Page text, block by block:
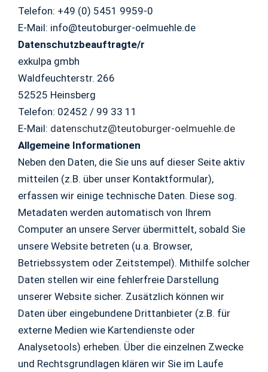
Telefon: +49 (0) 5451 9959-0
E-Mail: info@teutoburger-oelmuehle.de
Datenschutzbeauftragte/r
exkulpa gmbh
Waldfeuchterstr. 266
52525 Heinsberg
Telefon: 02452 / 99 33 11
E-Mail: datenschutz@teutoburger-oelmuehle.de
Allgemeine Informationen
Neben den Daten, die Sie uns auf dieser Seite aktiv
mitteilen (z.B. über unser Kontaktformular),
erfassen wir einige technische Daten. Diese sog.
Metadaten werden automatisch von Ihrem
Computer an unsere Server übermittelt, sobald Sie
unsere Website betreten (u.a. Browser,
Betriebssystem oder Zeitstempel). Mithilfe solcher
Daten stellen wir eine fehlerfreie Darstellung
unserer Website sicher. Zusätzlich können wir
Daten über eingebundene Drittanbieter (z.B. für
externe Medien wie Kartendienste oder
Analysetools) erheben. Über die einzelnen Zwecke
und Rechtsgrundlagen klären wir Sie im Laufe